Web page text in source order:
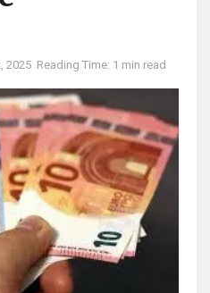
2025 Reading Time: 1 min read